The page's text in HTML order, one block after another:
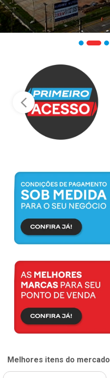
Melhores itens do mercado